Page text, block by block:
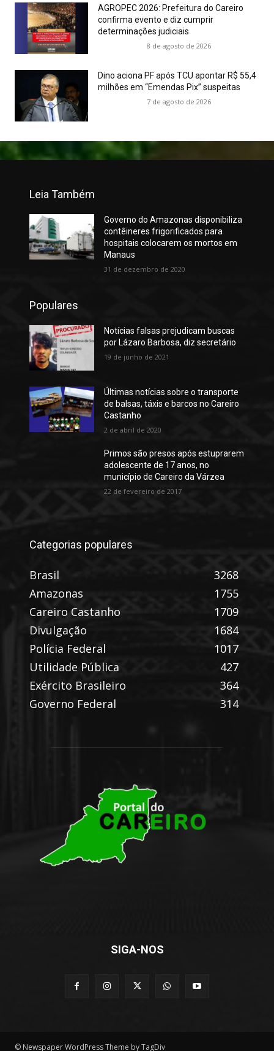
AGROPEC 2026: Prefeitura do Careiro
confirma evento e diz cumprir
determinações judiciais
8 de agosto de 2026
Dino aciona PF após TCU apontar R$ 55,4
milhões em “Emendas Pix” suspeitas
7 de agosto de 2026
Leia Também
Governo do Amazonas disponibiliza
contêineres frigorificados para
hospitais colocarem os mortos em
Manaus
31 de dezembro de 2020
Populares
Notícias falsas prejudicam buscas
por Lázaro Barbosa, diz secretário
19 de junho de 2021
Últimas notícias sobre o transporte
de balsas, táxis e barcos no Careiro
Castanho
2 de abril de 2020
Primos são presos após estuprarem
adolescente de 17 anos, no
município de Careiro da Várzea
22 de fevereiro de 2017
Categorias populares
Brasil
3268
Amazonas
1755
Careiro Castanho
1709
Divulgação
1684
Polícia Federal
1017
Utilidade Pública
427
Exército Brasileiro
364
Governo Federal
314
SIGA-NOS
© Newspaper WordPress Theme by TagDiv